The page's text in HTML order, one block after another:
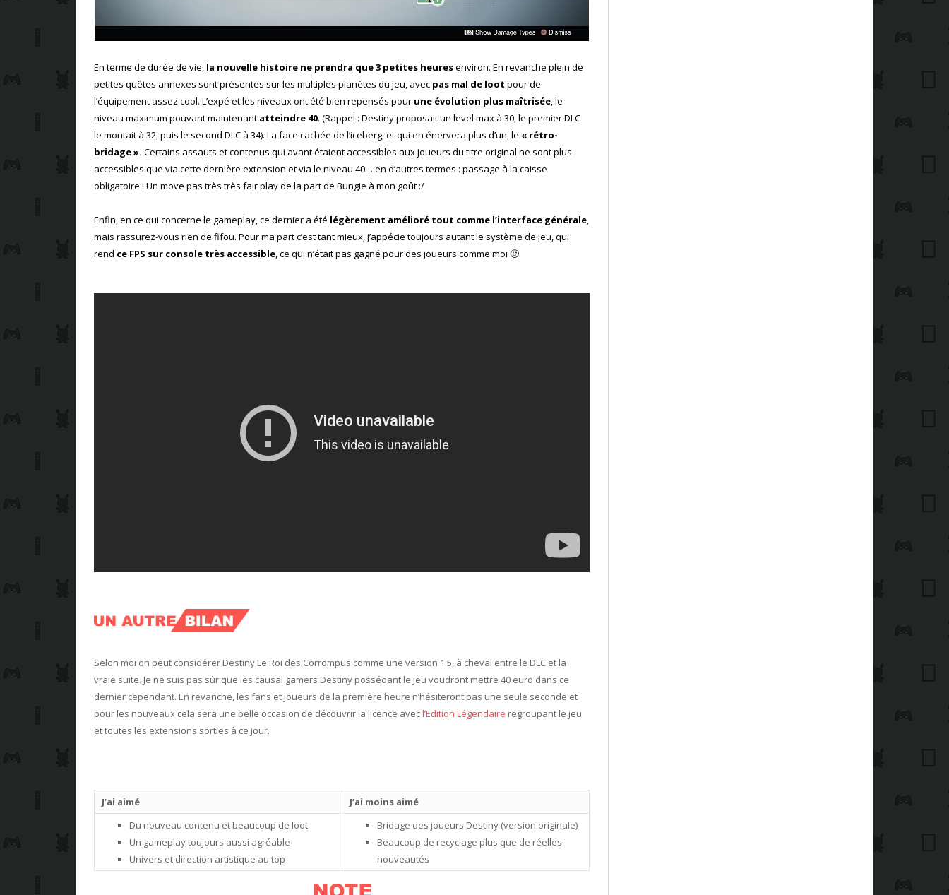
En terme de durée de vie, la nouvelle histoire ne prendra que 3 petites heuresenviron. En revanche plein de
petites quêtes annexes sont présentes sur les multiples planètes du jeu, avec pas mal de loot pour de
l’équipement assez cool. L’expé et les niveaux ont été bien repensés pour une évolution plus maîtrisée, le
niveau maximum pouvant maintenant atteindre 40. (Rappel : Destiny proposait un level max à 30, le premier DLC
le montait à 32, puis le second DLC à 34). La face cachée de l’iceberg, et qui en énervera plus d’un, le « rétro-
bridage ». Certains assauts et contenus qui avant étaient accessibles aux joueurs du titre original ne sont plus
accessibles que via cette dernière extension et via le niveau 40… en d’autres termes : passage à la caisse
obligatoire ! Un move pas très très fair play de la part de Bungie à mon goût :/
Enfin, en ce qui concerne le gameplay, ce dernier a été légèrement amélioré tout comme l’interface générale,
mais rassurez-vous rien de fifou. Pour ma part c’est tant mieux, j’appécie toujours autant le système de jeu, qui
rend ce FPS sur console très accessible, ce qui n’était pas gagné pour des joueurs comme moi 🙂
Selon moi on peut considérer Destiny Le Roi des Corrompus comme une version 1.5, à cheval entre le DLC et la
vraie suite. Je ne suis pas sûr que les causal gamers Destiny possédant le jeu voudront mettre 40 euro dans ce
dernier cependant. En revanche, les fans et joueurs de la première heure n’hésiteront pas une seule seconde et
pour les nouveaux cela sera une belle occasion de découvrir la licence avecl’Edition Légendaire regroupant le jeu
et toutes les extensions sorties à ce jour.
J’ai aimé
J’ai moins aimé
Du nouveau contenu et beaucoup de loot
Un gameplay toujours aussi agréable
Univers et direction artistique au top
Bridage des joueurs Destiny (version originale)
Beaucoup de recyclage plus que de réelles
nouveautés